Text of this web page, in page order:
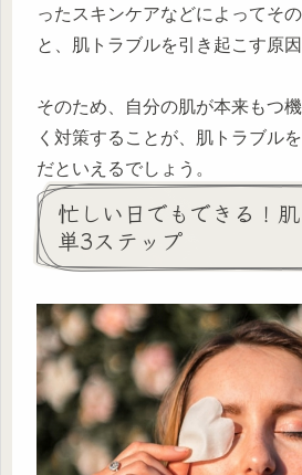
ったスキンケアなどによってそ
と、肌トラブルを引き起こす原因
そのため、自分の肌が本来もつ
く対策することが、肌トラブル
だといえるでしょう。
忙しい日でもできる！
単3ステップ